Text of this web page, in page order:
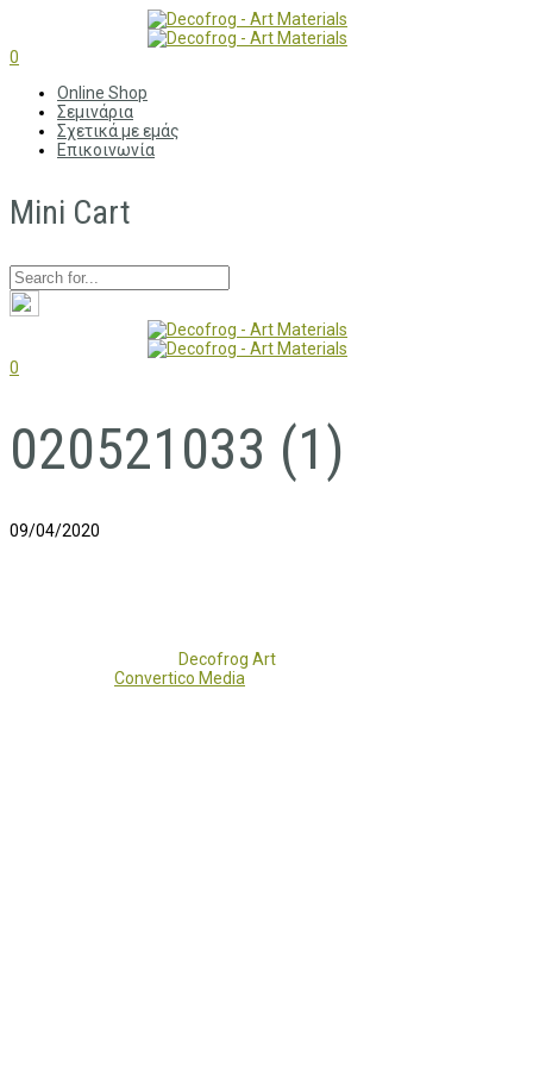
0
Online Shop
Σεμινάρια
Σχετικά με εμάς
Επικοινωνία
Mini Cart
0
020521033 (1)
09/04/2020
Decofrog Art
Convertico Media